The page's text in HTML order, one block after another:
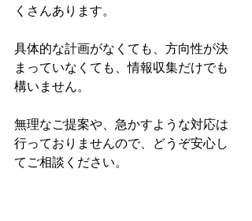
くさんあります。
具体的な計画がなくても、方向性が決
まっていなくても、情報収集だけでも
構いません。
無理なご提案や、急かすような対応は
行っておりませんので、どうぞ安心し
てご相談ください。